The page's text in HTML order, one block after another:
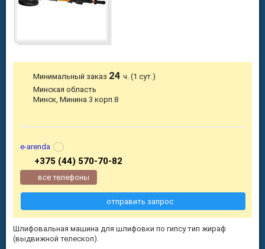
Шлифовальная машина для шлифовки по гипсу тип жираф
(выдвижной телескоп).
Минимальный заказ 24ч. (1 сут.)
Минская область
Минск, Минина 3 корп.8
e-arenda
+375 (44) 570-70-82
все телефоны
отправить запрос